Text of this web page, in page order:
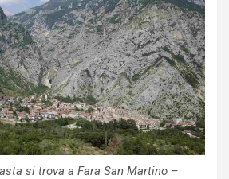
si trova a Fara San Martino –